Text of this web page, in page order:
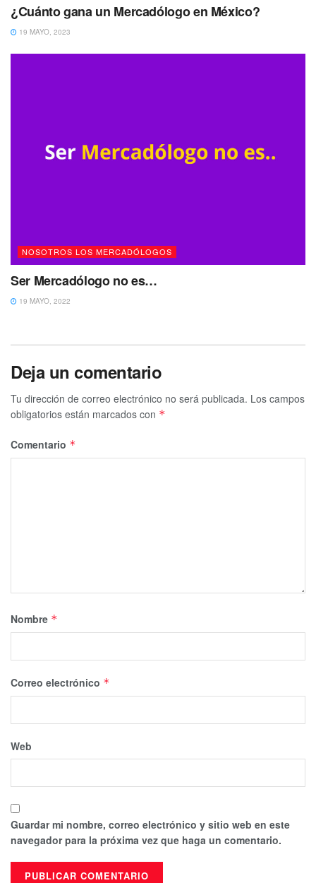
¿Cuánto gana un Mercadólogo en México?
19 MAYO, 2023
NOSOTROS LOS MERCADÓLOGOS
Ser Mercadólogo no es…
19 MAYO, 2022
Deja un comentario
Tu dirección de correo electrónico no será publicada. Los campos
obligatorios están marcados con *
Comentario *
Nombre *
Correo electrónico *
Web
Guardar mi nombre, correo electrónico y sitio web en este
navegador para la próxima vez que haga un comentario.